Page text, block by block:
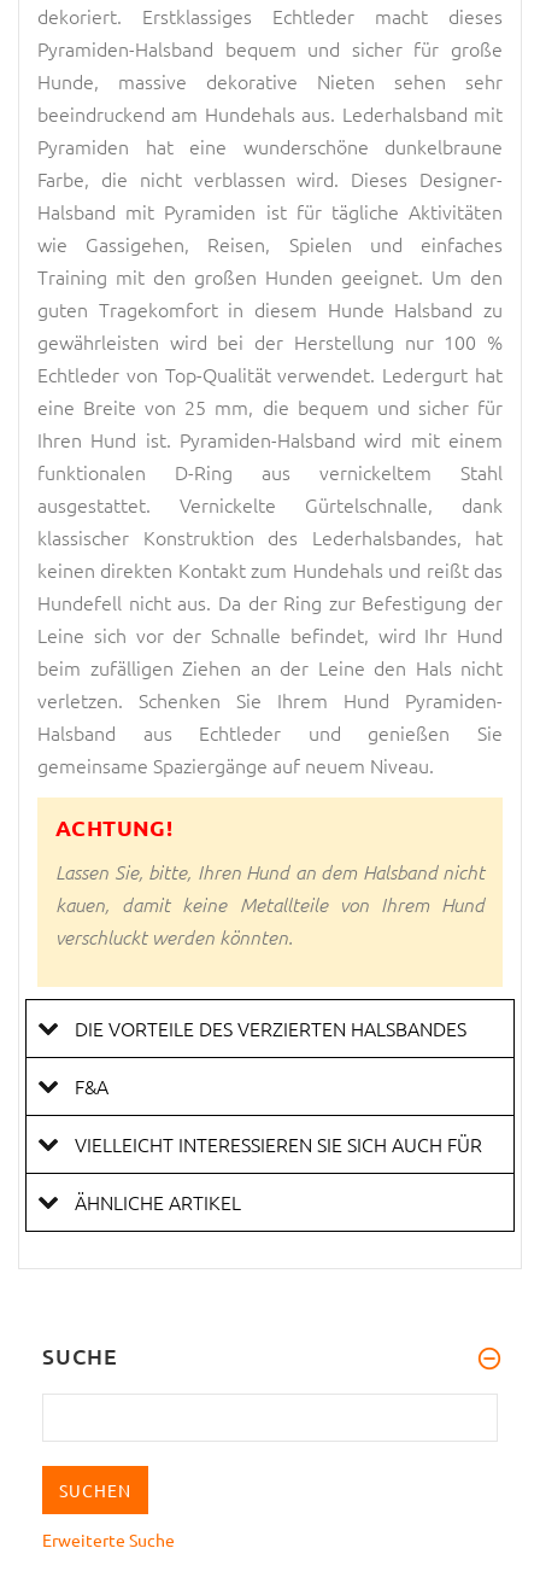
dekoriert. Erstklassiges Echtleder macht dieses
Pyramiden-Halsband bequem und sicher für große
Hunde, massive dekorative Nieten sehen sehr
beeindruckend am Hundehals aus. Lederhalsband mit
Pyramiden hat eine wunderschöne dunkelbraune
Farbe, die nicht verblassen wird. Dieses Designer-
Halsband mit Pyramiden ist für tägliche Aktivitäten
wie Gassigehen, Reisen, Spielen und einfaches
Training mit den großen Hunden geeignet. Um den
guten Tragekomfort in diesem Hunde Halsband zu
gewährleisten wird bei der Herstellung nur 100 %
Echtleder von Top-Qualität verwendet. Ledergurt hat
eine Breite von 25 mm, die bequem und sicher für
Ihren Hund ist. Pyramiden-Halsband wird mit einem
funktionalen D-Ring aus vernickeltem Stahl
ausgestattet. Vernickelte Gürtelschnalle, dank
klassischer Konstruktion des Lederhalsbandes, hat
keinen direkten Kontakt zum Hundehals und reißt das
Hundefell nicht aus. Da der Ring zur Befestigung der
Leine sich vor der Schnalle befindet, wird Ihr Hund
beim zufälligen Ziehen an der Leine den Hals nicht
verletzen. Schenken Sie Ihrem Hund Pyramiden-
Halsband aus Echtleder und genießen Sie
gemeinsame Spaziergänge auf neuem Niveau.
ACHTUNG!
Lassen Sie, bitte, Ihren Hund an dem Halsband nicht
kauen, damit keine Metallteile von Ihrem Hund
verschluckt werden könnten.
DIE VORTEILE DES VERZIERTEN HALSBANDES
F&A
VIELLEICHT INTERESSIEREN SIE SICH AUCH FÜR
ÄHNLICHE ARTIKEL
SUCHE
Erweiterte Suche